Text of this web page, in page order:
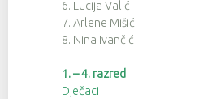
6. Lucija Valić
7. Arlene Mišić
8. Nina Ivančić
1. – 4. razred
Dječaci